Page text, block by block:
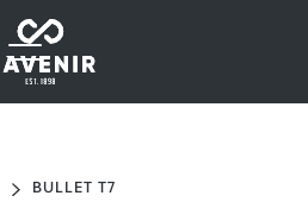
BULLET T7